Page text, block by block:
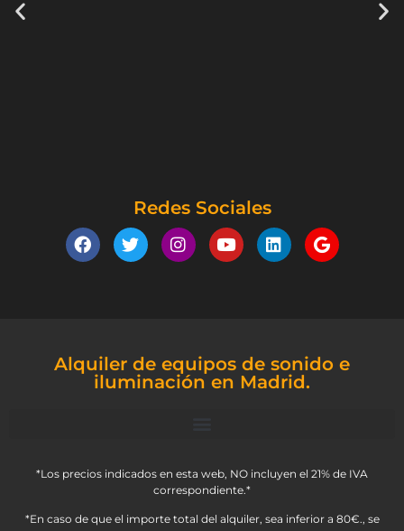
Redes Sociales
Alquiler de equipos de sonido e
iluminación en Madrid.
*Los precios indicados en esta web, NO incluyen el 21% de IVA
correspondiente.*
*En caso de que el importe total del alquiler, sea inferior a 80€., se